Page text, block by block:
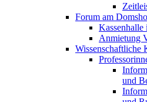
Forum am
Anmietung
Wissenschaftliche
und